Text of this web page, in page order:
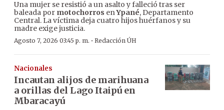
Una mujer se resistió a un asalto y falleció tras ser
baleada por motochorros enYpané, Departamento
Central. La víctima deja cuatro hijos huérfanos y su
madre exige justicia.
Agosto 7, 2026 03:45 p. m. · Redacción ÚH
Nacionales
Incautan alijos de marihuana
a orillas del Lago Itaipú en
Mbaracayú